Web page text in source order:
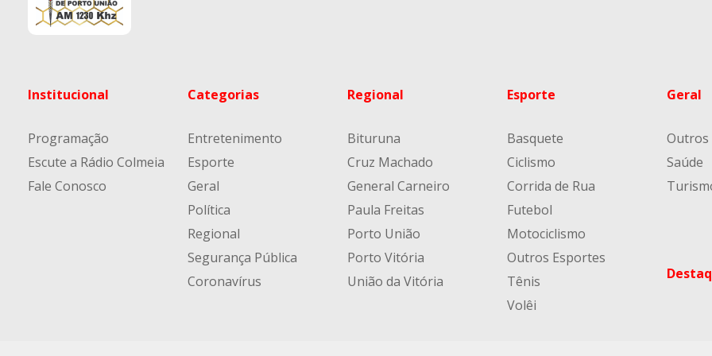
Institucional
Programação
Escute a Rádio Colmeia
Fale Conosco
Categorias
Entretenimento
Esporte
Geral
Política
Regional
Segurança Pública
Coronavírus
Regional
Bituruna
Cruz Machado
General Carneiro
Paula Freitas
Porto União
Porto Vitória
União da Vitória
Esporte
Basquete
Ciclismo
Corrida de Rua
Futebol
Motociclismo
Outros Esportes
Tênis
Volêi
Geral
Outros
Saúde